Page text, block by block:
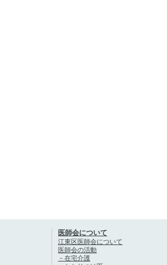
医師会について
江東区医師会について
医師会の活動
－在宅介護